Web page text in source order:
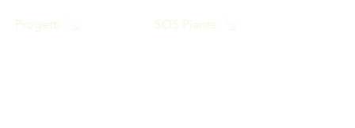
Progetti SOS Piante